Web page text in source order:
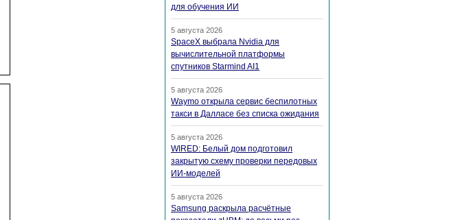
для обучения ИИ
5 августа 2026
SpaceX выбрала Nvidia для
вычислительной платформы
спутников Starmind AI1
5 августа 2026
Waymo открыла сервис беспилотных
такси в Далласе без списка ожидания
5 августа 2026
WIRED: Белый дом подготовил
закрытую схему проверки передовых
ИИ-моделей
5 августа 2026
Samsung раскрыла расчётные